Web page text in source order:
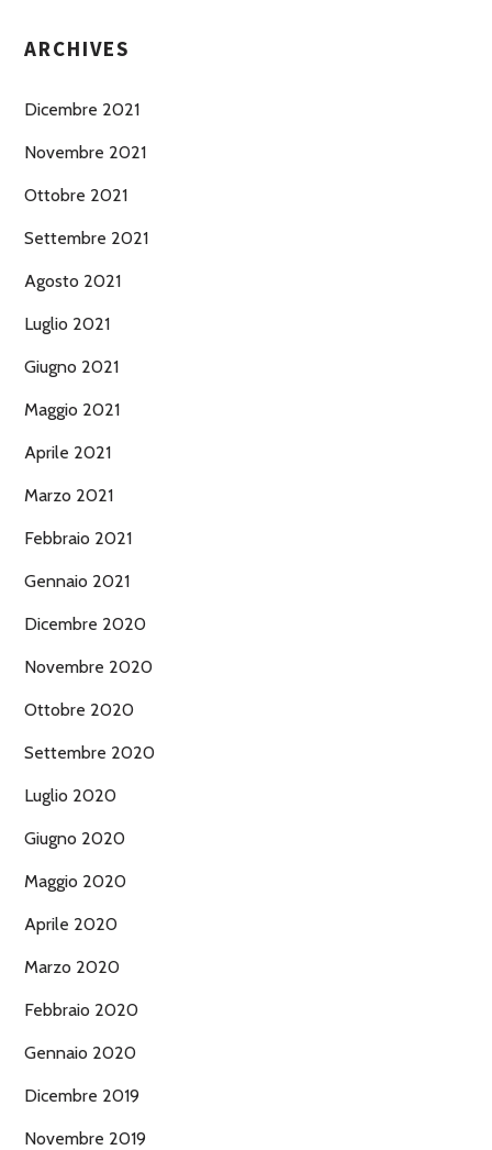
ARCHIVES
Dicembre 2021
Novembre 2021
Ottobre 2021
Settembre 2021
Agosto 2021
Luglio 2021
Giugno 2021
Maggio 2021
Aprile 2021
Marzo 2021
Febbraio 2021
Gennaio 2021
Dicembre 2020
Novembre 2020
Ottobre 2020
Settembre 2020
Luglio 2020
Giugno 2020
Maggio 2020
Aprile 2020
Marzo 2020
Febbraio 2020
Gennaio 2020
Dicembre 2019
Novembre 2019